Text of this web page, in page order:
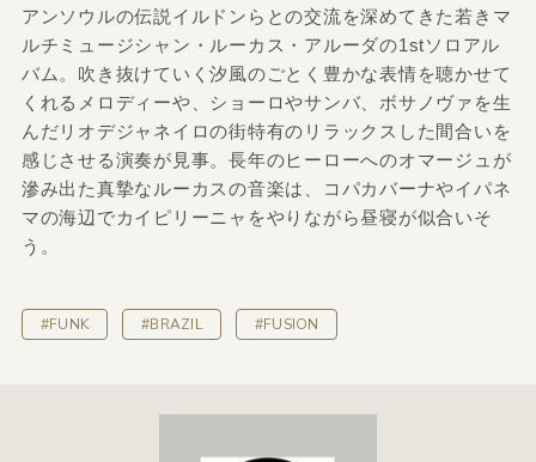
アンソウルの伝説イルドンらとの交流を深めてきた若きマ
ルチミュージシャン・ルーカス・アルーダの1stソロアル
バム。吹き抜けていく汐風のごとく豊かな表情を聴かせて
くれるメロディーや、ショーロやサンバ、ボサノヴァを生
んだリオデジャネイロの街特有のリラックスした間合いを
感じさせる演奏が見事。長年のヒーローへのオマージュが
滲み出た真摯なルーカスの音楽は、コパカバーナやイパネ
マの海辺でカイピリーニャをやりながら昼寝が似合いそ
う。
#FUNK #BRAZIL #FUSION